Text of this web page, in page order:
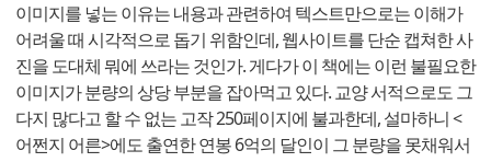
이미지를 넣는 이유는 내용과 관련하여 텍스트만으로는 이해가
어려울 때 시각적으로 돕기 위함인데, 웹사이트를 단순 캡쳐한 사
진을 도대체 뭐에 쓰라는 것인가. 게다가 이 책에는 이런 불필요한
이미지가 분량의 상당 부분을 잡아먹고 있다. 교양 서적으로도 그
다지 많다고 할 수 없는 고작 250페이지에 불과한데, 설마하니 <
어쩐지 어른>에도 출연한 연봉 6억의 달인이 그 분량을 못채워서